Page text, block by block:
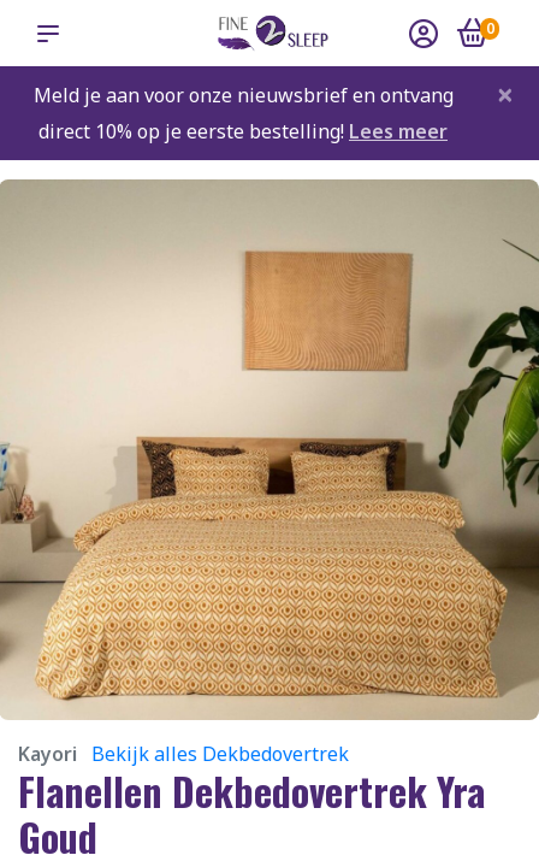
0
Meld je aan voor onze nieuwsbrief en ontvang
direct 10% op je eerste bestelling! Lees meer
×
Kayori Bekijk alles Dekbedovertrek
Flanellen Dekbedovertrek Yra
Goud